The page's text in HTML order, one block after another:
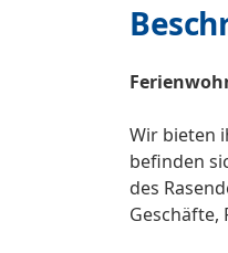
Wir bieten
befinden
des
Geschäfte,